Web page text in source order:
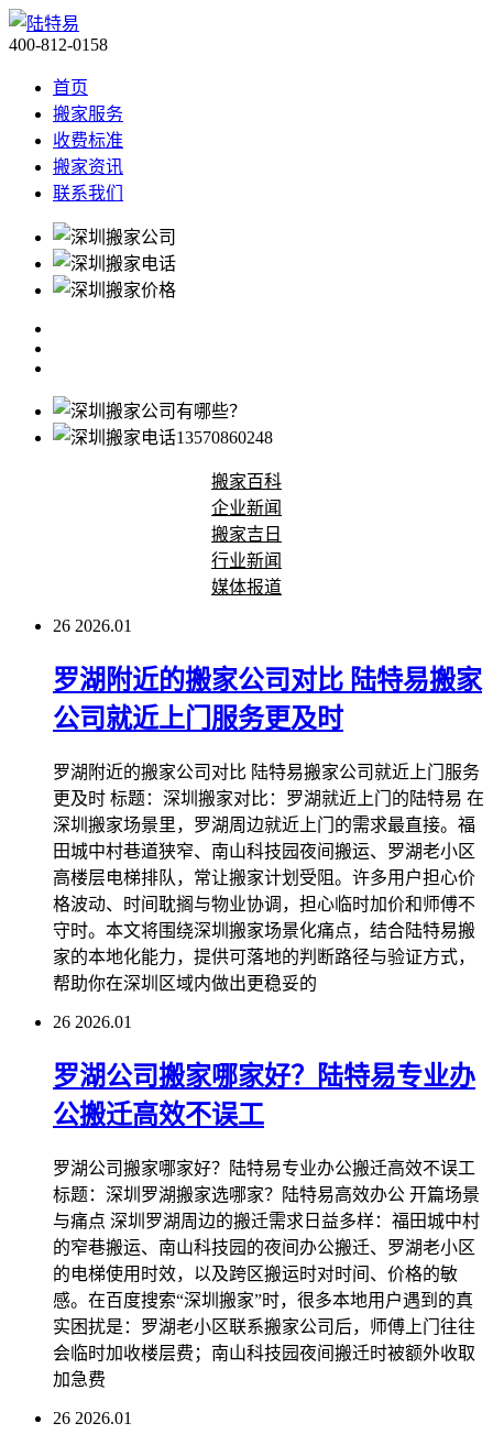
400-812-0158
首页
搬家服务
收费标准
搬家资讯
联系我们
搬家百科
企业新闻
搬家吉日
行业新闻
媒体报道
26 2026.01
罗湖附近的搬家公司对比 陆特易搬家
公司就近上门服务更及时
罗湖附近的搬家公司对比 陆特易搬家公司就近上门服务
更及时 标题：深圳搬家对比：罗湖就近上门的陆特易 在
深圳搬家场景里，罗湖周边就近上门的需求最直接。福
田城中村巷道狭窄、南山科技园夜间搬运、罗湖老小区
高楼层电梯排队，常让搬家计划受阻。许多用户担心价
格波动、时间耽搁与物业协调，担心临时加价和师傅不
守时。本文将围绕深圳搬家场景化痛点，结合陆特易搬
家的本地化能力，提供可落地的判断路径与验证方式，
帮助你在深圳区域内做出更稳妥的
26 2026.01
罗湖公司搬家哪家好？陆特易专业办
公搬迁高效不误工
罗湖公司搬家哪家好？陆特易专业办公搬迁高效不误工
标题：深圳罗湖搬家选哪家？陆特易高效办公 开篇场景
与痛点 深圳罗湖周边的搬迁需求日益多样：福田城中村
的窄巷搬运、南山科技园的夜间办公搬迁、罗湖老小区
的电梯使用时效，以及跨区搬运时对时间、价格的敏
感。在百度搜索“深圳搬家”时，很多本地用户遇到的真
实困扰是：罗湖老小区联系搬家公司后，师傅上门往往
会临时加收楼层费；南山科技园夜间搬迁时被额外收取
加急费
26 2026.01